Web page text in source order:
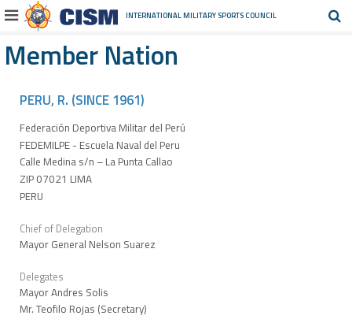
INTERNATIONAL MILITARY SPORTS COUNCIL
Member Nation
PERU, R. (SINCE 1961)
Federación Deportiva Militar del Perú
FEDEMILPE - Escuela Naval del Peru
Calle Medina s/n – La Punta Callao
ZIP 07021 LIMA
PERU
Chief of Delegation
Mayor General Nelson Suarez
Delegates
Mayor Andres Solis
Mr. Teofilo Rojas (Secretary)